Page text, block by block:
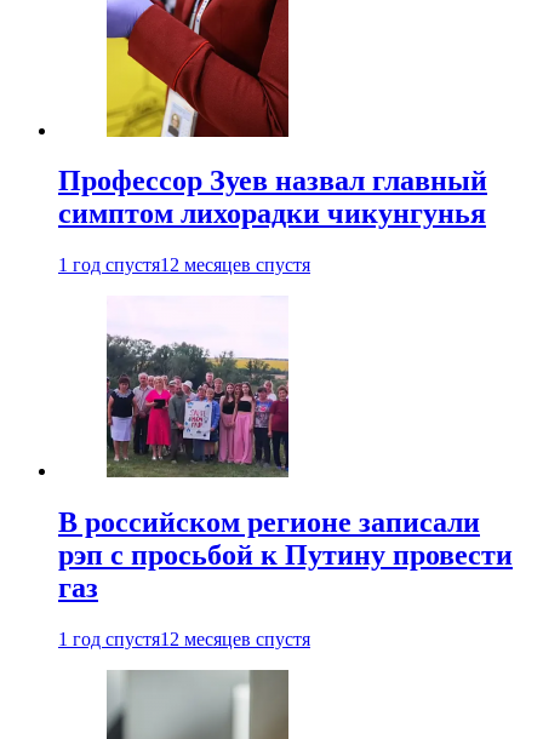
Профессор Зуев назвал главный
симптом лихорадки чикунгунья
1 год спустя12 месяцев спустя
В российском регионе записали
рэп с просьбой к Путину провести
газ
1 год спустя12 месяцев спустя